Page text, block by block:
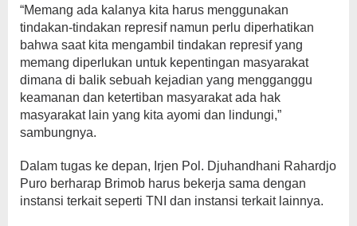
“Memang ada kalanya kita harus menggunakan
tindakan-tindakan represif namun perlu diperhatikan
bahwa saat kita mengambil tindakan represif yang
memang diperlukan untuk kepentingan masyarakat
dimana di balik sebuah kejadian yang mengganggu
keamanan dan ketertiban masyarakat ada hak
masyarakat lain yang kita ayomi dan lindungi,”
sambungnya.
Dalam tugas ke depan, Irjen Pol. Djuhandhani Rahardjo
Puro berharap Brimob harus bekerja sama dengan
instansi terkait seperti TNI dan instansi terkait lainnya.